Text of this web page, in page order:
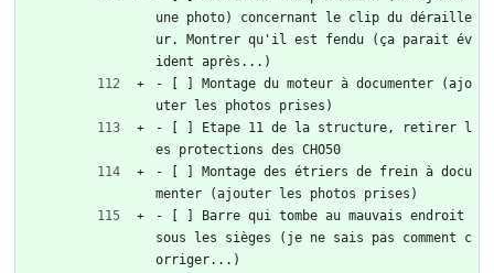
une photo) concernant le clip du déraille
ur. Montrer qu'il est fendu (ça parait év
ident après...)
- [ ] Montage du moteur à documenter (ajo
uter les photos prises)
- [ ] Etape 11 de la structure, retirer l
es protections des CHO50
- [ ] Montage des étriers de frein à docu
menter (ajouter les photos prises)
- [ ] Barre qui tombe au mauvais endroit
sous les sièges (je ne sais pas comment c
orriger...)